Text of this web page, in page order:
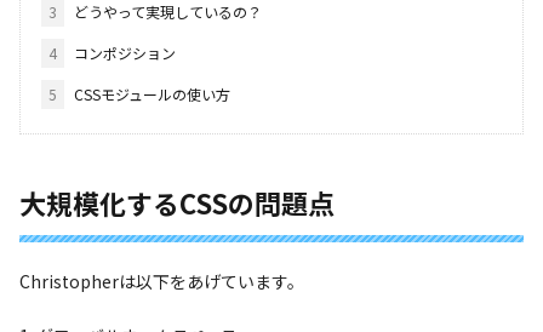
3
どうやって実現しているの？
4
コンポジション
5
CSSモジュールの使い方
大規模化するCSSの問題点
Christopherは以下をあげています。